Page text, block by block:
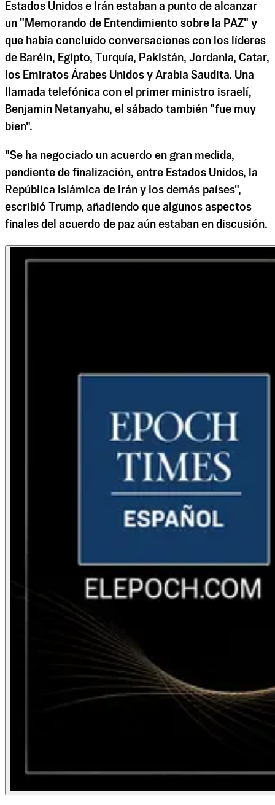
Estados Unidos e Irán estaban a punto de alcanzar
un "Memorando de Entendimiento sobre la PAZ" y
que había concluido conversaciones con los líderes
de Baréin, Egipto, Turquía, Pakistán, Jordania, Catar,
los Emiratos Árabes Unidos y Arabia Saudita. Una
llamada telefónica con el primer ministro israelí,
Benjamin Netanyahu, el sábado también "fue muy
bien".
"Se ha negociado un acuerdo en gran medida,
pendiente de finalización, entre Estados Unidos, la
República Islámica de Irán y los demás países",
escribió Trump, añadiendo que algunos aspectos
finales del acuerdo de paz aún estaban en discusión.